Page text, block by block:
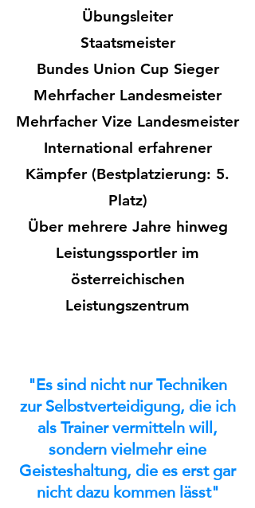
Übungsleiter
Staatsmeister
Bundes Union Cup Sieger
Mehrfacher Landesmeister
Mehrfacher Vize Landesmeister
International erfahrener
Kämpfer (Bestplatzierung: 5.
Platz)
Über mehrere Jahre hinweg
Leistungssportler im
österreichischen
Leistungszentrum
"Es sind nicht nur Techniken
zur Selbstverteidigung, die ich
als Trainer vermitteln will,
sondern vielmehr eine
Geisteshaltung, die es erst gar
nicht dazu kommen lässt"